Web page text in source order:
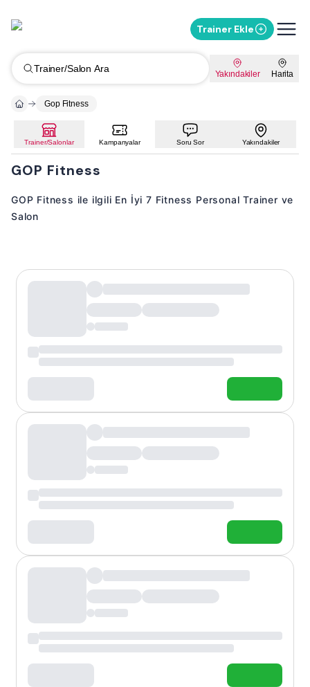
Trainer Ekle
Trainer/Salon Ara Yakındakiler Harita
Gop Fitness
Trainer/Salonlar Kampanyalar Soru Sor Yakındakiler
GOP Fitness
GOP Fitness ile ilgili En İyi 7 Fitness Personal Trainer ve
Salon